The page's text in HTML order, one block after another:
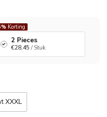
Korting
2 Pieces
€28,45 / Stuk
XXXL